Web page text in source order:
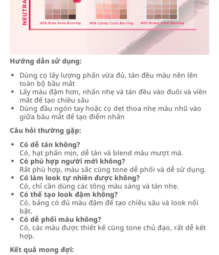
Hướng dẫn sử dụng:
Dùng cọ lấy lượng phấn vừa đủ, tán đều màu nền lên
toàn bộ bầu mắt
Lấy màu đậm hơn, nhấn nhẹ và tán đều vào đuôi và viền
mắt để tạo chiều sâu
Dùng đầu ngón tay hoặc cọ dẹt thoa nhẹ màu nhũ vào
giữa bầu mắt để tạo điểm nhấn
Câu hỏi thường gặp:
Có dễ tán không?
Có, hạt phấn mịn, dễ tán và blend màu mượt mà.
Có phù hợp người mới không?
Rất phù hợp, màu sắc cùng tone dễ phối và dễ sử dụng.
Có làm look tự nhiên được không?
Có, chỉ cần dùng các tông màu sáng và tán nhẹ.
Có thể tạo look đậm không?
Có, bảng có đủ màu đậm để tạo chiều sâu và look nổi
bật.
Có dễ phối màu không?
Có, các màu được thiết kế cùng tone chủ đạo, rất dễ kết
hợp.
Kết quả mong đợi: